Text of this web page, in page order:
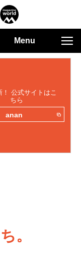
Menu
！ 公式サイトはこ
ちら
anan
。